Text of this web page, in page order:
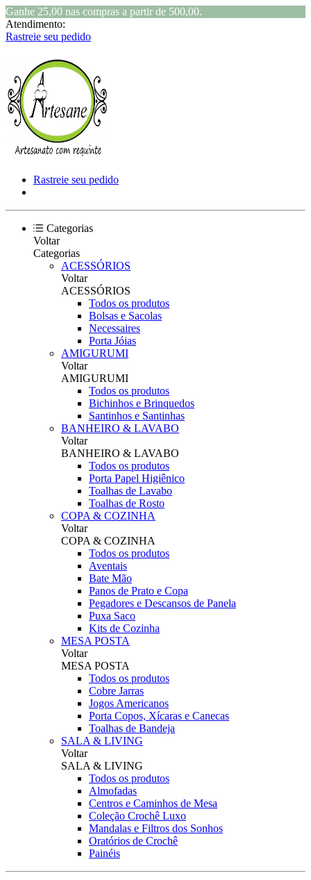
Ganhe 25,00 nas compras a partir de 500,00.
Atendimento:
Rastreie seu pedido
Rastreie seu pedido
Categorias
Voltar
Categorias
ACESSÓRIOS
Voltar
ACESSÓRIOS
Todos os produtos
Bolsas e Sacolas
Necessaires
Porta Jóias
AMIGURUMI
Voltar
AMIGURUMI
Todos os produtos
Bichinhos e Brinquedos
Santinhos e Santinhas
BANHEIRO & LAVABO
Voltar
BANHEIRO & LAVABO
Todos os produtos
Porta Papel Higiênico
Toalhas de Lavabo
Toalhas de Rosto
COPA & COZINHA
Voltar
COPA & COZINHA
Todos os produtos
Aventais
Bate Mão
Panos de Prato e Copa
Pegadores e Descansos de Panela
Puxa Saco
Kits de Cozinha
MESA POSTA
Voltar
MESA POSTA
Todos os produtos
Cobre Jarras
Jogos Americanos
Porta Copos, Xícaras e Canecas
Toalhas de Bandeja
SALA & LIVING
Voltar
SALA & LIVING
Todos os produtos
Almofadas
Centros e Caminhos de Mesa
Coleção Crochê Luxo
Mandalas e Filtros dos Sonhos
Oratórios de Crochê
Painéis